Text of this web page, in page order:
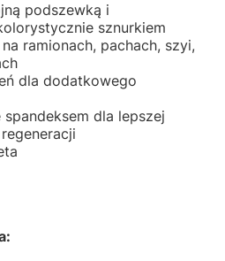
podszewką i
sznurkiem
ramionach, pachach, szyi,
dla dodatkowego
spandeksem dla lepszej